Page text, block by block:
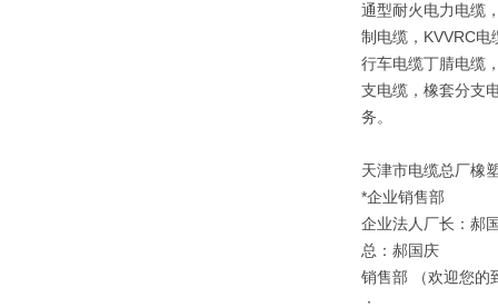
通型耐火电力电缆
制电缆，KVVRC
行车电缆丁腈电缆
支电缆，橡套分支
务。
天津市电缆总厂橡
*企业销售部
企业法人厂长：郝
总：郝国庆
销售部 （欢迎您的